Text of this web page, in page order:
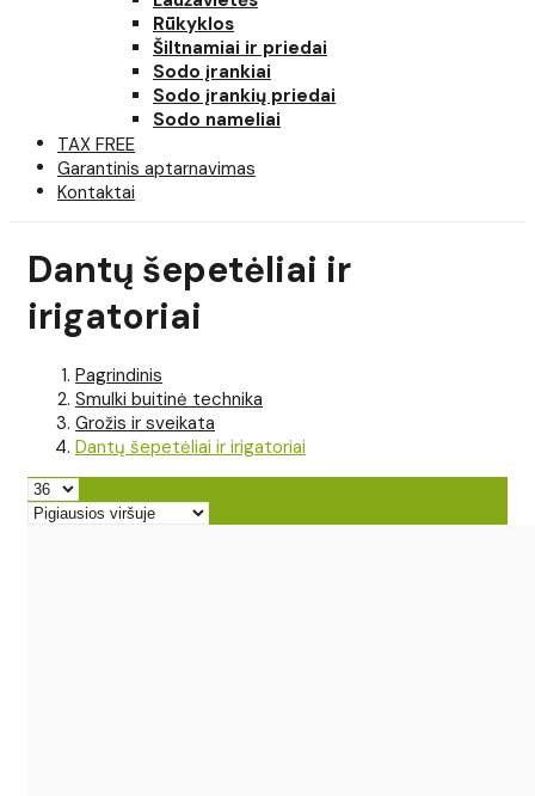
Rūkyklos
Šiltnamiai ir priedai
Sodo įrankiai
Sodo įrankių priedai
Sodo nameliai
TAX FREE
Garantinis aptarnavimas
Kontaktai
Dantų šepetėliai ir
irigatoriai
Pagrindinis
Smulki buitinė technika
Grožis ir sveikata
Dantų šepetėliai ir irigatoriai